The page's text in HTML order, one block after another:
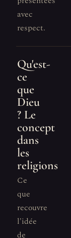
avec
respect.
Qu'est-
ce
que
Dieu
? Le
concept
dans
les
religions
Ce
que
recouvre
l'idée
de